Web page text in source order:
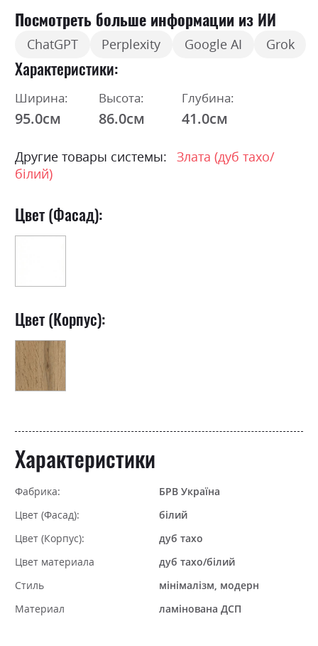
Посмотреть больше информации из ИИ
ChatGPT Perplexity Google AI Grok
Характеристики
Ширина:
95.0см
Высота:
86.0см
Глубина:
41.0см
Другие товары системы:
Злата (дуб тахо/
білий)
Цвет (Фасад):
Цвет (Корпус):
Характеристики
Фабрика:
БРВ Україна
Цвет (Фасад):
білий
Цвет (Корпус):
дуб тахо
Цвет материала
дуб тахо/білий
Стиль
мінімалізм, модерн
Материал
ламінована ДСП